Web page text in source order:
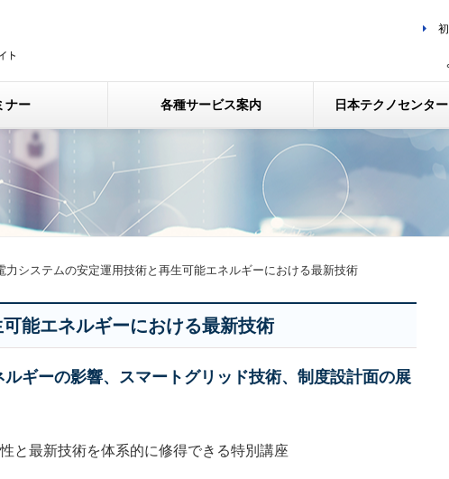
ナー 各種サービス案内 日本テクノセンタ
力システムの安定運用技術と再生可能エネルギーにおける最新技術
能エネルギーにおける最新技術
ギーの影響、スマートグリッド技術、制度設計面の展
と最新技術を体系的に修得できる特別講座